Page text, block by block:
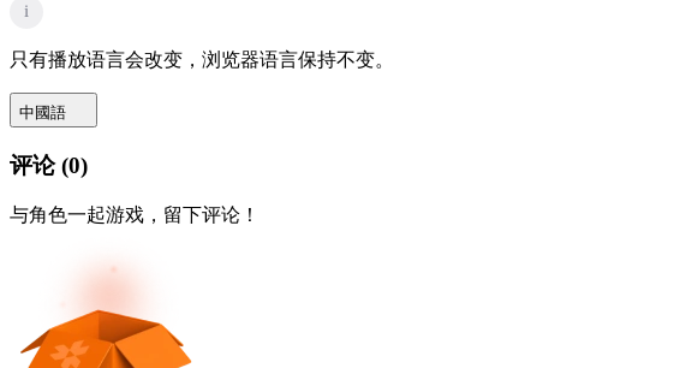
i
只有播放语言会改变，浏览器语言保持不变。
中國語
评论(0)
与角色一起游戏，留下评论！